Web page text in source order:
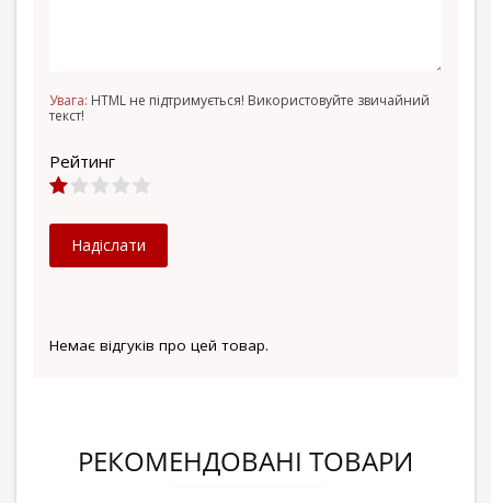
Немає відгуків про цей товар.
Увага: HTML не підтримується! Використовуйте звичайний
текст!
Рейтинг
Надіслати
РЕКОМЕНДОВАНІ ТОВАРИ